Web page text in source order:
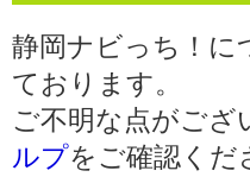
静岡ナビっち！に
ております。
ご不明な点がござ
ルプをご確認くだ